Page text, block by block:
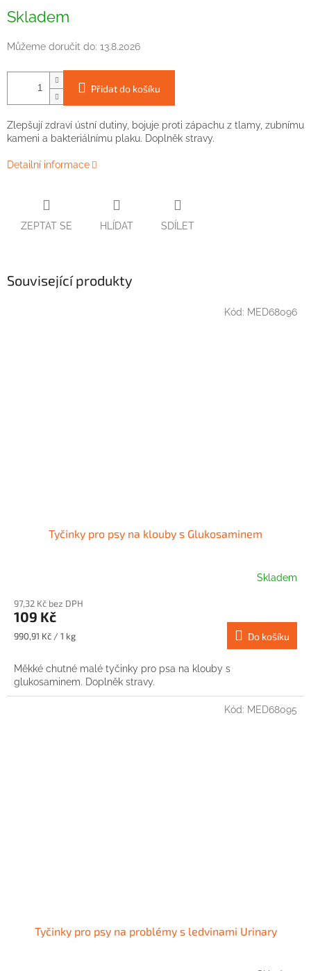
Skladem
Můžeme doručit do: 13.8.2026
Přidat do košíku
Zlepšují zdraví ústní dutiny, bojuje proti zápachu z tlamy, zubnímu
kameni a bakteriálnímu plaku. Doplněk stravy.
Detailní informace
ZEPTAT SE HLÍDAT SDÍLET
Související produkty
Tyčinky pro psy na klouby s Glukosaminem
Skladem
97,32 Kč bez DPH
109 Kč
Měrná
990,91 Kč / 1 kg Do košíku
Měkké chutné malé tyčinky pro psa na klouby s
glukosaminem. Doplněk stravy.
Kód: MED68096
Tyčinky pro psy na problémy s ledvinami Urinary
Kód: MED68095